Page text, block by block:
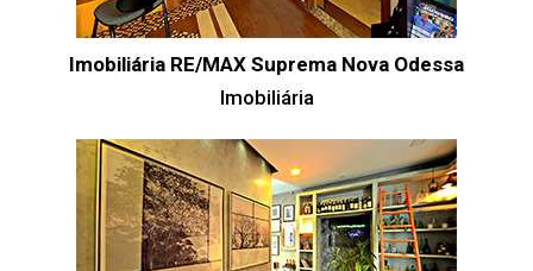
Imobiliária RE/MAX Suprema Nova Odessa
Imobiliária